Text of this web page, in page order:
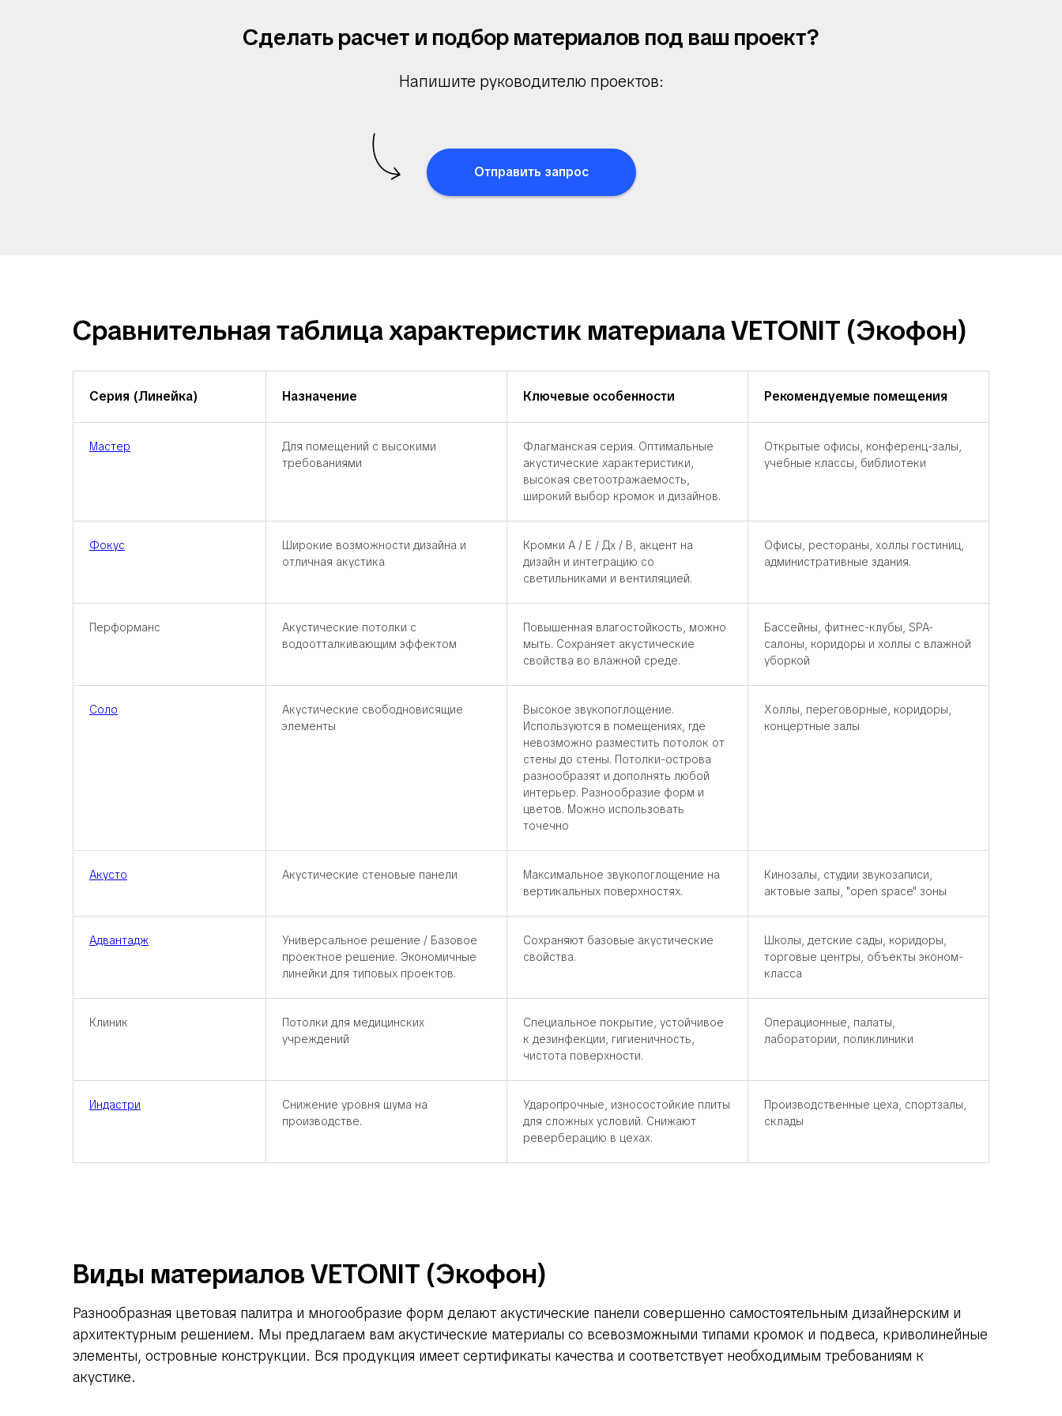
Сделать расчет и подбор материалов под ваш проект?
Напишите руководителю проектов:
Отправить запрос
Сравнительная таблица характеристик материала VETONIT (Экофон)
Серия (Линейка) Назначение Ключевые особенности Рекомендуемые помещения
Мастер
Для помещений с высокими
требованиями
Флагманская серия. Оптимальные
акустические характеристики,
высокая светоотражаемость,
широкий выбор кромок и дизайнов.
Открытые офисы, конференц-залы,
учебные классы, библиотеки
Фокус
Широкие возможности дизайна и
отличная акустика
Кромки А / Е / Дх / В, акцент на
дизайн и интеграцию со
светильниками и вентиляцией.
Офисы, рестораны, холлы гостиниц,
административные здания.
Перформанс
Акустические потолки с
водоотталкивающим эффектом
Повышенная влагостойкость, можно
мыть. Сохраняет акустические
свойства во влажной среде.
Бассейны, фитнес-клубы, SPA-
салоны, коридоры и холлы с влажной
уборкой
Соло
Акустические свободновисящие
элементы
Высокое звукопоглощение.
Используются в помещениях, где
невозможно разместить потолок от
стены до стены. Потолки-острова
разнообразят и дополнять любой
интерьер. Разнообразие форм и
цветов. Можно использовать
точечно
Холлы, переговорные, коридоры,
концертные залы
Акусто Акустические стеновые панели
Максимальное звукопоглощение на
вертикальных поверхностях.
Кинозалы, студии звукозаписи,
актовые залы, "open space" зоны
Адвантадж
Универсальное решение / Базовое
проектное решение. Экономичные
линейки для типовых проектов.
Сохраняют базовые акустические
свойства.
Школы, детские сады, коридоры,
торговые центры, объекты эконом-
класса
Клиник
Потолки для медицинских
учреждений
Специальное покрытие, устойчивое
к дезинфекции, гигиеничность,
чистота поверхности.
Операционные, палаты,
лаборатории, поликлиники
Индастри
Снижение уровня шума на
производстве.
Ударопрочные, износостойкие плиты
для сложных условий. Снижают
реверберацию в цехах.
Производственные цеха, спортзалы,
склады
Виды материалов VETONIT (Экофон)
Разнообразная цветовая палитра и многообразие форм делают акустические панели совершенно самостоятельным дизайнерским и
архитектурным решением. Мы предлагаем вам акустические материалы со всевозможными типами кромок и подвеса, криволинейные
элементы, островные конструкции. Вся продукция имеет сертификаты качества и соответствует необходимым требованиям к
акустике.